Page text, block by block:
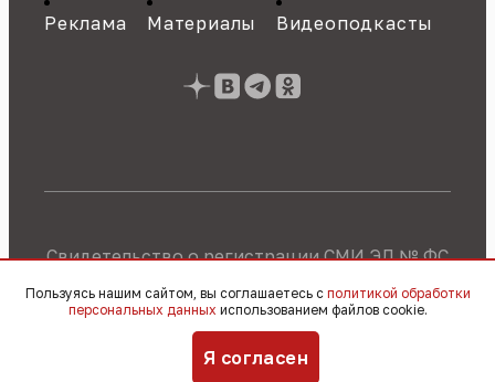
Реклама Материалы Видеоподкасты
Свидетельство о регистрации СМИ ЭЛ № ФС
обработке персональных данных
© 2010 – 2026, OOO «Югополис» / 16+
Пользуясь нашим сайтом, вы соглашаетесь с политикой обработки
персональных данных использованием файлов cookie.
Я согласен